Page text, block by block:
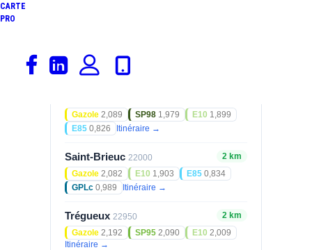
CARTE
PRO
Comparez les tarifs des stations les plus
proches.
Gazole 2,089 SP98 1,979 E10 1,899
E85 0,826 Itinéraire →
Saint-Brieuc 22000
2 km
Gazole 2,082 E10 1,903 E85 0,834
GPLc 0,989 Itinéraire →
Trégueux 22950
2 km
Gazole 2,192 SP95 2,090 E10 2,009
Itinéraire →